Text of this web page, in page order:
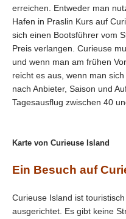
erreichen. Entweder man
Hafen in Praslin Kurs auf
sich einen Bootsführer vom
Preis verlangen. Curieuse
und wenn man am frühen
reicht es aus, wenn man
nach Anbieter, Saison und
Tagesausflug zwischen 40
Karte von Curieuse Island
Ein Besuch auf
Curieuse Island ist
ausgerichtet. Es gibt keine